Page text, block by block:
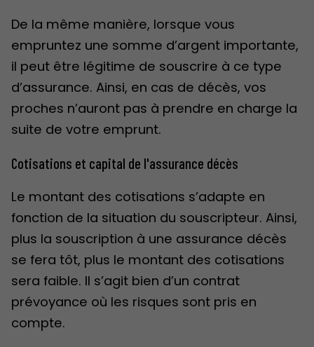
De la même manière, lorsque vous
empruntez une somme d’argent importante,
il peut être légitime de souscrire à ce type
d’assurance. Ainsi, en cas de décès, vos
proches n’auront pas à prendre en charge la
suite de votre emprunt.
Cotisations et capital de l'assurance décès
Le montant des cotisations s’adapte en
fonction de la situation du souscripteur. Ainsi,
plus la souscription à une assurance décès
se fera tôt, plus le montant des cotisations
sera faible. Il s’agit bien d’un contrat
prévoyance où les risques sont pris en
compte.